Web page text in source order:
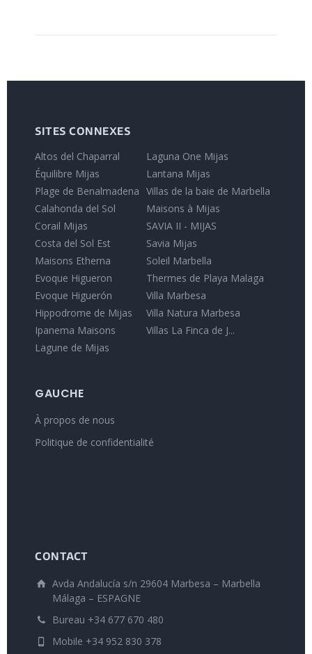
SITES CONNEXES
Altos del Chaparral
Équilibre Mijas
Plage de Benalmadena
Calahonda del Sol
Corail Mijas
Costa del Sol Est
Maisons Etherna
Evoque Higueron
Evoque Higuerón
Hippodrome de Mijas
Ipanema Maisons
Lagune de Mijas
Laguna One Mijas
Lantana Mijas
Villas de la baie de Marbella
Maisons à Mijas
SAVIA II - MIJAS
Savia Mijas
Soleil Marbella
Thermes de Playa Malaga
Villa Marbesa
Villa Natura Marbesa
Villas La Finca de J...
GAUCHE
À propos de nous
Politique de confidentialité
CONTACT
Avda Andalucía s/n 29604 Marbesa – Marbella
Málaga – ESPAGNE
Bureau +34 677 670 480
Mobile +34 952 830 378